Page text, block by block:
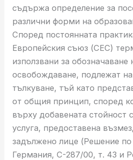
съдържа определение за
различни форми на
Според постоянната
Европейския съюз (СЕС)
използвани за обозначаване
освобождаване, подлежат
тълкуване, тъй като
от общия принцип, според
върху добавената стойност
услуга, предоставена
задължено лице (Решение
Германия, C-287/00, т. 43 и